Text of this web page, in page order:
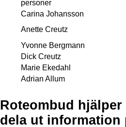
personer
Carina Johansson
Anette Creutz
Yvonne Bergmann
Dick Creutz
Marie Ekedahl
Adrian Allum
Roteombud
dela ut information